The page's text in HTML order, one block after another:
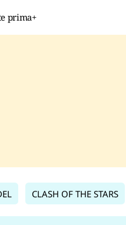
prima+
CLASH OF THE STARS